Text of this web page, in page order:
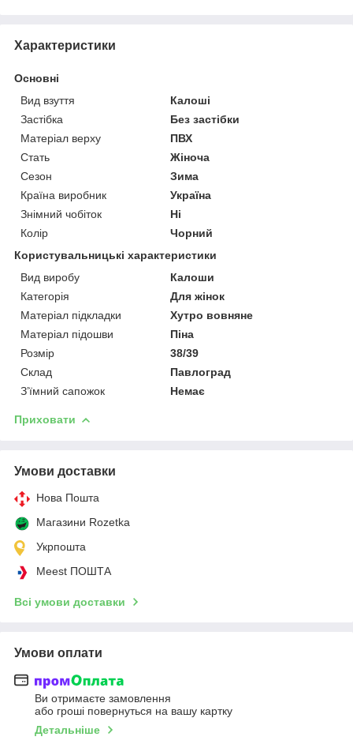
Характеристики
Основні
Вид взуття
Калоші
Застібка
Без застібки
Матеріал верху
ПВХ
Стать
Жіноча
Сезон
Зима
Країна виробник
Україна
Знімний чобіток
Ні
Колір
Чорний
Користувальницькі характеристики
Вид виробу
Калоши
Категорія
Для жінок
Матеріал підкладки
Хутро вовняне
Матеріал підошви
Піна
Розмір
38/39
Склад
Павлоград
З’їмний сапожок
Немає
Приховати
Умови доставки
Нова Пошта
Магазини Rozetka
Укрпошта
Meest ПОШТА
Всі умови доставки
Умови оплати
Ви отримаєте замовлення
або гроші повернуться на вашу картку
Детальніше